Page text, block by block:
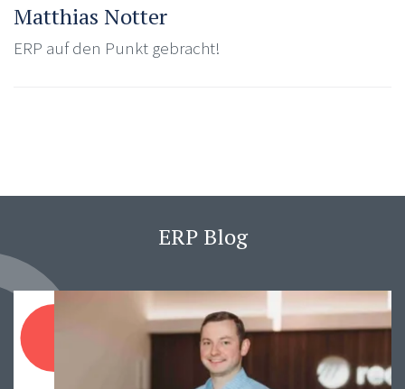
Matthias Notter
ERP auf den Punkt gebracht!
ERP Blog